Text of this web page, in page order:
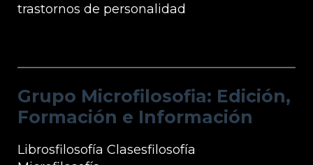
trastornos de personalidad
Grupo Microfilosofia: Edición,
Formación e Información
Librosfilosofía Clasesfilosofía